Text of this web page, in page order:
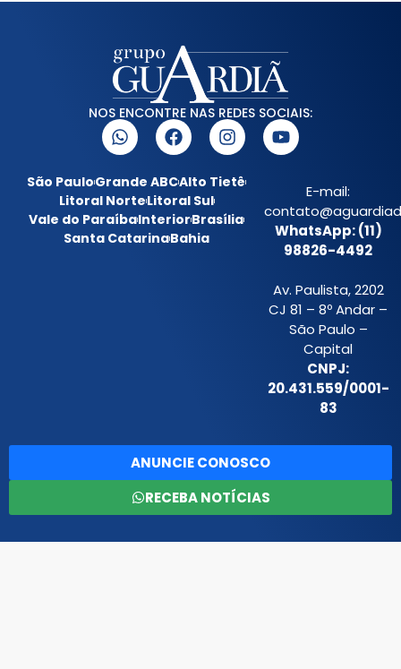
NOS ENCONTRE NAS REDES SOCIAIS:
São PauloGrande ABCAlto Tietê
Litoral NorteLitoral Sul
Vale do ParaíbaInteriorBrasília
Santa CatarinaBahia
E-mail:
WhatsApp: (11)
98826-4492
Av. Paulista, 2202
CJ 81 – 8º Andar –
São Paulo –
Capital
CNPJ:
20.431.559/0001-
83
ANUNCIE CONOSCO
RECEBA NOTÍCIAS